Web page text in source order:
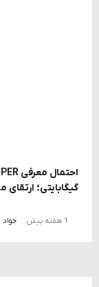
گیگابایتی؛
1 هفته پیش